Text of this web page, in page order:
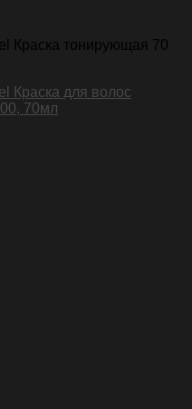
Краска тонирующая 70
Краска для волос
70мл